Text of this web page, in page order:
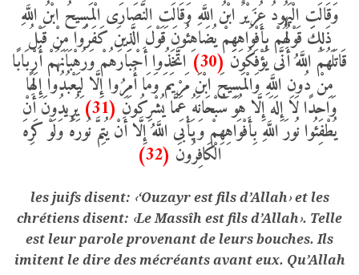
وَقَالَتِ الْيَهُودُ عُزَيْرٌ ابْنُ اللَّهِ وَقَالَتِ النَّصَارَى الْمَسِيحُ ابْنُ اللَّهِ
ذَلِكَ قَوْلُهُمْ بِأَفْوَاهِهِمْ يُضَاهِئُونَ قَوْلَ الَّذِينَ كَفَرُوا مِنْ قَبْلُ
قَاتَلَهُمُ اللَّهُ أَنَّى يُؤْفَكُونَ(30) اتَّخَذُوا أَحْبَارَهُمْ وَرُهْبَانَهُمْ أَرْبَابًا
مِنْ دُونِ اللَّهِ وَالْمَسِيحَ ابْنَ مَرْيَمَ وَمَا أُمِرُوا إِلَّا لِيَعْبُدُوا إِلَهًا
وَاحِدًا لَا إِلَهَ إِلَّا هُوَ سُبْحَانَهُ عَمَّا يُشْرِكُونَ (31) يُرِيدُونَ أَنْ
يُطْفِئُوا نُورَ اللَّهِ بِأَفْوَاهِهِمْ وَيَأْبَى اللَّهُ إِلَّا أَنْ يُتِمَّ نُورَهُ وَلَوْ كَرِهَ
الْكَافِرُونَ (32)
les juifs disent: ‹‘Ouzayr est fils d’Allah›et les
chrétiens disent: ‹Le Massîh est fils d’Allah›. Telle
est leur parole provenant de leurs bouches. Ils
imitent le dire des mécréants avant eux. Qu’Allah